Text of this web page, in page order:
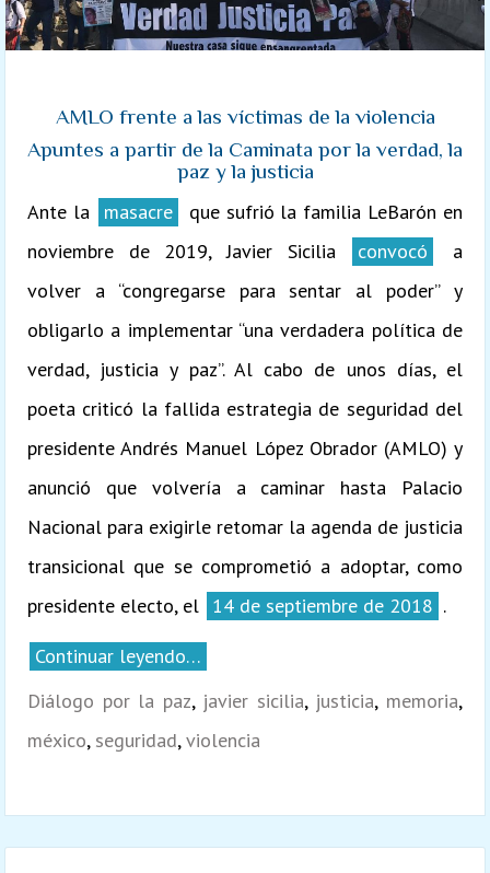
AMLO frente a las víctimas de la violencia
Apuntes a partir de la Caminata por la verdad, la
paz y la justicia
Ante la masacre
que sufrió la familia LeBarón en
noviembre de 2019, Javier Sicilia
convocó
a
volver a “congregarse para sentar al poder” y
obligarlo a implementar “una verdadera política de
verdad, justicia y paz”. Al cabo de unos días, el
poeta criticó la fallida estrategia de seguridad del
presidente Andrés Manuel López Obrador (AMLO) y
anunció que volvería a caminar hasta Palacio
Nacional para exigirle retomar la agenda de justicia
transicional que se comprometió a adoptar, como
presidente electo, el 14 de septiembre de 2018 .
Continuar leyendo…
Diálogo por la paz, javier sicilia, justicia, memoria,
méxico, seguridad,violencia